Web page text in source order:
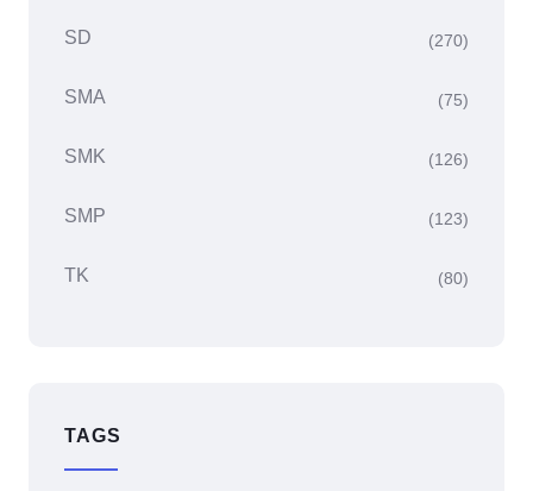
SD (270)
SMA (75)
SMK (126)
SMP (123)
TK (80)
TAGS